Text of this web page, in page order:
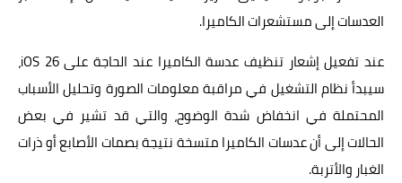
العدسات إلى مستشعرات الكاميرا.
عند تفعيل إشعار تنظيف عدسة الكاميرا عند الحاجة على iOS 26،
سيبدأ نظام التشغيل في مراقبة معلومات الصورة وتحليل الأسباب
المحتملة في انخفاض شدة الوضوح، والتي قد تشير في بعض
الحالات إلى أن عدسات الكاميرا متسخة نتيجة بصمات الأصابع أو ذرات
الغبار والأتربة.